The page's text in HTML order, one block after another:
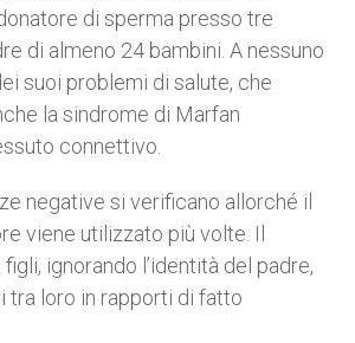
di sperma presso tre
di almeno 24 bambini. A nessuno
suoi problemi di salute, che
la sindrome di Marfan
connettivo.
negative si verificano allorché il
viene utilizzato più volte. Il
ignorando l’identità del padre,
tra loro in rapporti di fatto